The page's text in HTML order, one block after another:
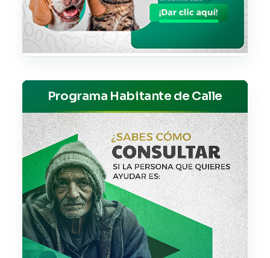
Programa Habitante de Calle